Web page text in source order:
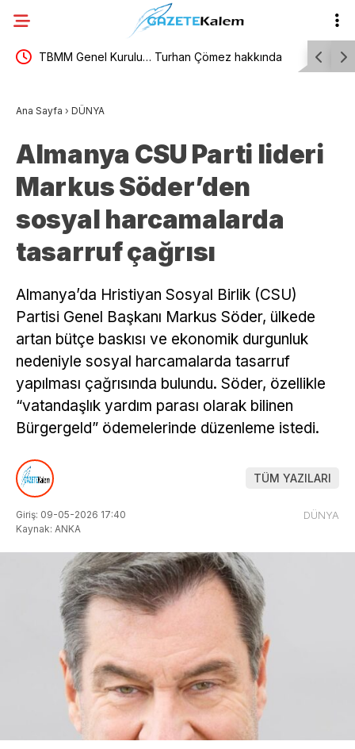
TBMM Genel Kurulu… Turhan Çömez hakkında TBMM
Ana Sayfa › DÜNYA
Almanya CSU Parti lideri
Markus Söder’den
sosyal harcamalarda
tasarruf çağrısı
Almanya’da Hristiyan Sosyal Birlik (CSU)
Partisi Genel Başkanı Markus Söder, ülkede
artan bütçe baskısı ve ekonomik durgunluk
nedeniyle sosyal harcamalarda tasarruf
yapılması çağrısında bulundu. Söder, özellikle
“vatandaşlık yardım parası olarak bilinen
Bürgergeld” ödemelerinde düzenleme istedi.
TÜM YAZILARI
Giriş: 09-05-2026 17:40
Kaynak: ANKA
DÜNYA